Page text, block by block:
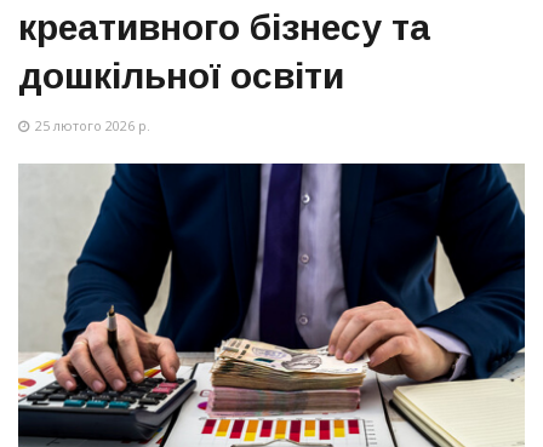
креативного бізнесу та
дошкільної освіти
25 лютого 2026 р.